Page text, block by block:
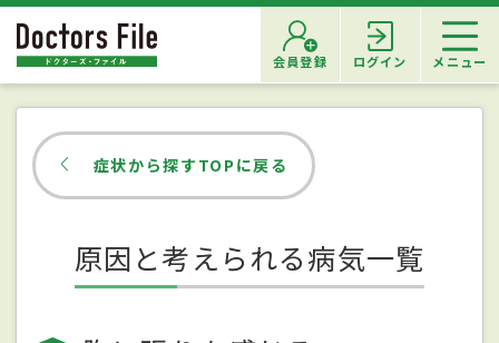
会員登録 ログイン メニュー
症状から探すTOPに戻る
原因と考えられる病気一覧